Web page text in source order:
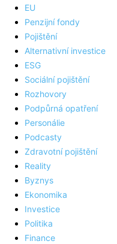
EU
Penzijní fondy
Pojištění
Alternativní investice
ESG
Sociální pojištění
Rozhovory
Podpůrná opatření
Personálie
Podcasty
Zdravotní pojištění
Reality
Byznys
Ekonomika
Investice
Politika
Finance